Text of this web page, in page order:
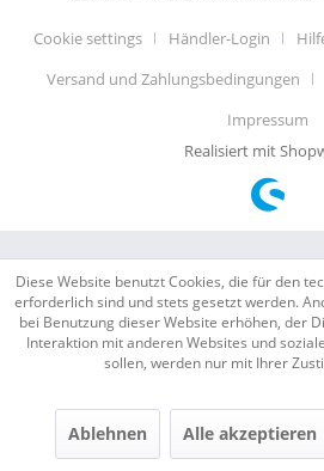
Cookie settings Händler-Login
Versand und Zahlungsbedingungen
Impressum
Realisiert mit
Diese Website benutzt Cookies, die für den
erforderlich sind und stets gesetzt werden.
bei Benutzung dieser Website erhöhen, der
Interaktion mit anderen Websites und
sollen, werden nur mit Ihrer
Ablehnen Alle akzeptieren